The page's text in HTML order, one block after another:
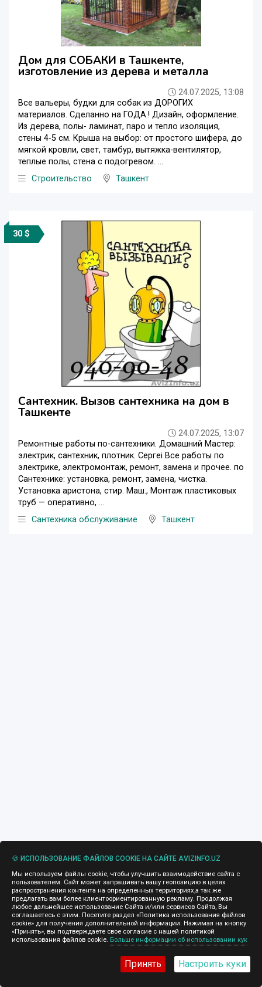
Дом для СОБАКИ в Ташкенте,
изготовление из дерева и металла
24.07.2025, 13:08
Все вальеры, будки для собак из ДОРОГИХ
материалов. Сделанно на ГОДА.! Дизайн, оформление.
Из дерева, полы- ламинат, паро и тепло изоляция,
стены 4-5 см. Крыша на выбор: от простого шифера, до
мягкой кровли, свет, тамбур, вытяжка-вентилятор,
теплые полы, стена с подогревом. ...
Строительство
Ташкент
30 $
Сантехник. Вызов сантехника на дом в
Ташкенте
24.07.2025, 13:07
Ремонтные работы по-сантехники. Домашний Мастер:
электрик, сантехник, плотник. Сергеi Все работы по
электрике, электромонтаж, ремонт, замена и прочее. по
Сантехнике: установка, ремонт, замена, чистка.
Установка аристона, стир. Маш., Монтаж пластиковых
труб — оперативно, ...
Сантехника обслуживание
Ташкент
🍪 ИСПОЛЬЗОВАНИЕ ФАЙЛОВ COOKIE НА САЙТЕ AVIZINFO.UZ
Мы используем файлы cookie, чтобы улучшить взаимодействие сайта с
пользователем. Сайт может запрашивать вашу геопозицию в целях
распространения контента на определенных территориях,а так же
предлагать вам более клиентоориентированную рекламу. Продолжая
любое дальнейшее использование Сайта и/или сервисов Сайта, Вы
соглашаетесь с этим. Посетите раздел «Политика использования файлов
cookie» для получения дополнительной информации. Нажимая на кнопку
«Принять», вы подтверждаете свое согласие с нашей политикой
использования файлов cookie. Больше информации об использовании кук
Принять Настроить куки